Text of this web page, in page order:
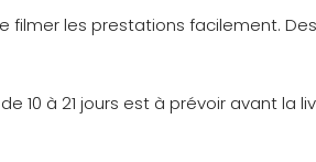
les prestations facilement.
10 à 21 jours est à prévoir avant la